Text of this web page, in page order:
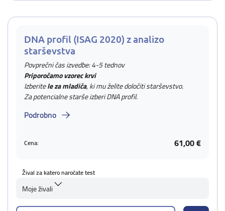
DNA profil (ISAG 2020) z analizo
starševstva
Povprečni čas izvedbe: 4-5 tednov
Priporočamo vzorec krvi
Izberitele za mladiča, ki mu želite določiti starševstvo.
Za potencialne starše izberi DNA profil.
Podrobno
Cena: 61,00 €
Žival za katero naročate test
Moje živali